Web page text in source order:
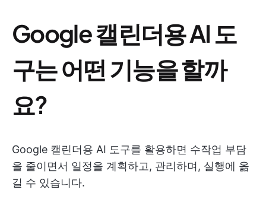
Google 캘린더용 AI 도
구는 어떤 기능을 할까
요?
Google 캘린더용 AI 도구를 활용하면 수작업 부담
을 줄이면서 일정을 계획하고, 관리하며, 실행에 옮
길 수 있습니다.